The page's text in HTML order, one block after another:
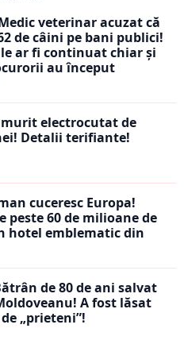
veterinar acuzat că
de câini pe bani publici!
ar fi continuat chiar și
au început
murit electrocutat de
Detalii terifiante!
cuceresc Europa!
peste 60 de milioane de
hotel emblematic din
de 80 de ani salvat
A fost lăsat
„prieteni”!